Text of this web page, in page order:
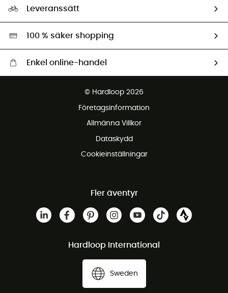
Ambassadörer
Miljöanpassat urval
Leveranssätt
100 % säker shopping
Enkel online-handel
Gratis retur inom 100 dagar
© Hardloop 2026
Företagsinformation
Allmänna Villkor
Dataskydd
Cookieinställningar
Fler äventyr
Hardloop International
Sweden